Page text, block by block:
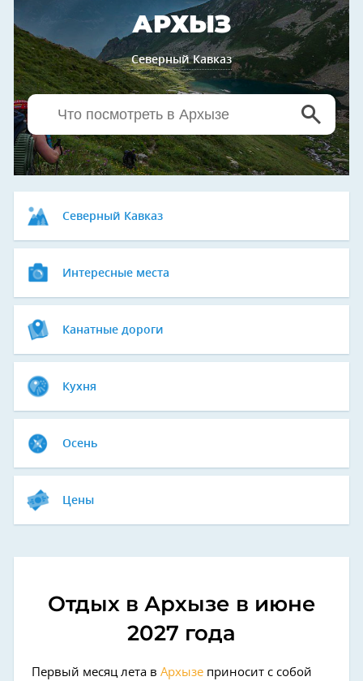
АРХЫЗ
Северный Кавказ
Северный Кавказ
Интересные места
Канатные дороги
Кухня
Осень
Цены
Отдых в Архызе в июне
2027 года
Первый месяц лета в Архызе приносит с собой